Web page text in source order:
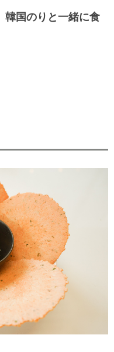
韓国のりと一緒に食